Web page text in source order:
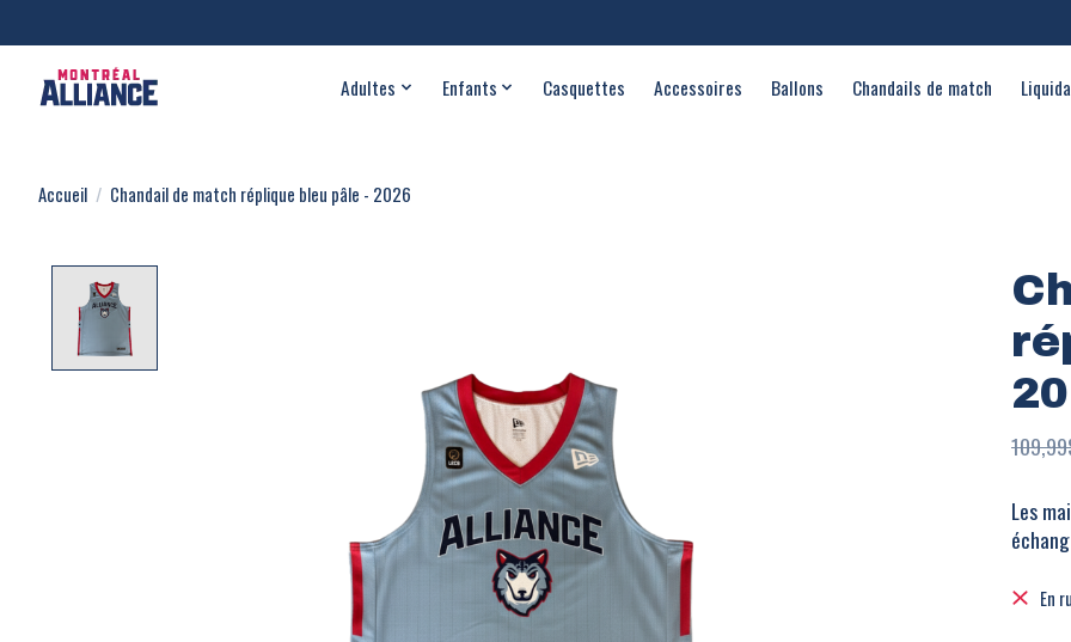
Adultes Enfants Casquettes Accessoires Ballons Chandails de match
Accueil / Chandail de match réplique bleu pâle - 2026
Les
En